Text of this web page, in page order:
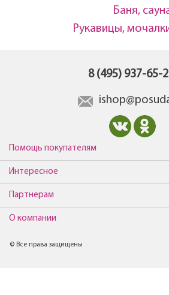
Баня,
Рукавицы,
8 (495) 937-65-
Помощь покупателям
Интересное
Партнерам
О компании
© Все права защищены